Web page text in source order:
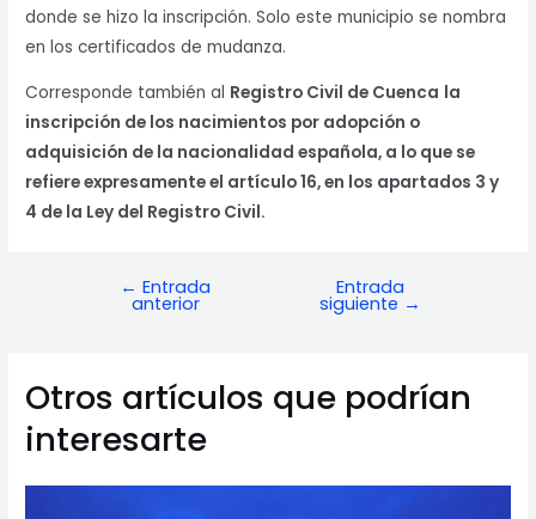
donde se hizo la inscripción. Solo este municipio se nombra
en los certificados de mudanza.
Corresponde también al Registro Civil de Cuenca la
inscripción de los nacimientos por adopción o
adquisición de la nacionalidad española, a lo que se
refiere expresamente el artículo 16, en los apartados 3 y
4 de la Ley del Registro Civil.
Navegación
← Entrada
anterior
Entrada
siguiente →
Otros artículos que podrían
interesarte